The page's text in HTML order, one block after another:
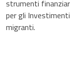
strumenti
per gli
migranti.